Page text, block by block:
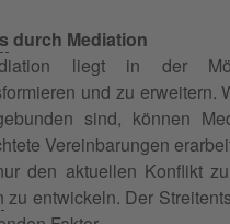
durch Mediation
liegt in der
und zu erweitern.
sind, können
Vereinbarungen
den aktuellen Konflikt
zu entwickeln. Der